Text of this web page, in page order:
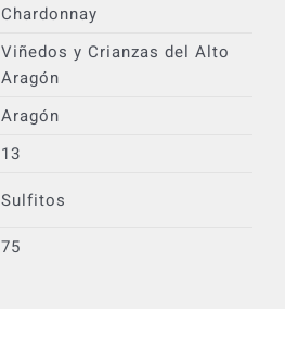
Chardonnay
Viñedos y Crianzas del Alto
Aragón
Aragón
13
Sulfitos
75